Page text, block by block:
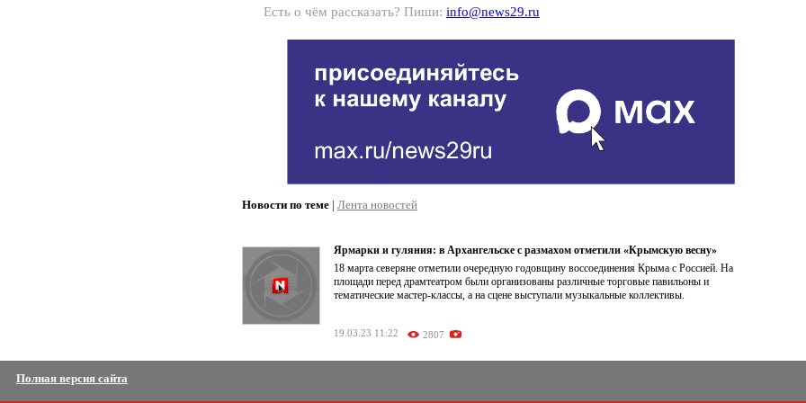
Есть о чём рассказать? Пиши: info@news29.ru
Новости по теме | Лента новостей
Ярмарки и гуляния: в Архангельске с размахом отметили «Крымскую весну»
18 марта северяне отметили очередную годовщину воссоединения Крыма с Россией. На
площади перед драмтеатром были организованы различные торговые павильоны и
тематические мастер-классы, а на сцене выступали музыкальные коллективы.
19.03.23 11:22 2807
Полная версия сайта